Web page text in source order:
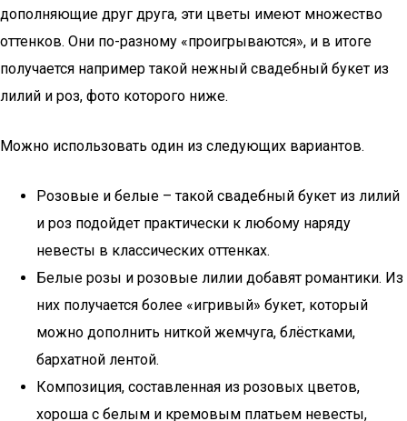
дополняющие друг друга, эти цветы имеют множество
оттенков. Они по-разному «проигрываются», и в итоге
получается например такой нежный свадебный букет из
лилий и роз, фото которого ниже.
Можно использовать один из следующих вариантов.
Розовые и белые – такой свадебный букет из лилий
и роз подойдет практически к любому наряду
невесты в классических оттенках.
Белые розы и розовые лилии добавят романтики. Из
них получается более «игривый» букет, который
можно дополнить ниткой жемчуга, блёстками,
бархатной лентой.
Композиция, составленная из розовых цветов,
хороша с белым и кремовым платьем невесты,